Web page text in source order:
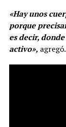
«Hay unos
porque
es decir,
activo», agregó.